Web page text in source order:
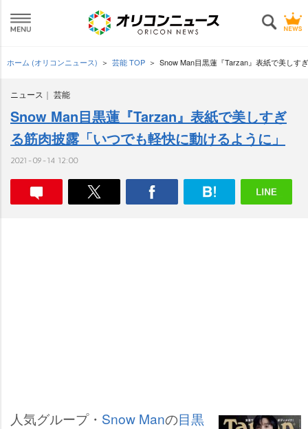
ホーム (オリコンニュース) 芸能 TOP Snow Man目黒蓮『Tarzan』表紙で美しす
ニュース 芸能
Snow Man目黒蓮『Tarzan』表紙で美しすぎ
る筋肉披露「いつでも軽快に動けるように」
2021-09-14 12:00
人気グループ・ Snow Manの目黒